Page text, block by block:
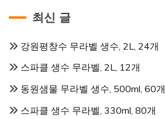
최신 글
강원평창수 무라벨 생수, 2L, 24개
스파클 생수 무라벨, 2L, 12개
동원샘물 무라벨 생수, 500ml, 60개
스파클 생수 무라벨, 330ml, 80개